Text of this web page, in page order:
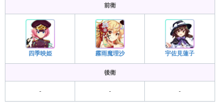
前衛
四季映姫 霧雨魔理沙 宇佐見蓮子
後衛
- - -